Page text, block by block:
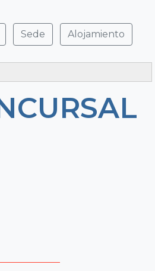
Sede Alojamiento